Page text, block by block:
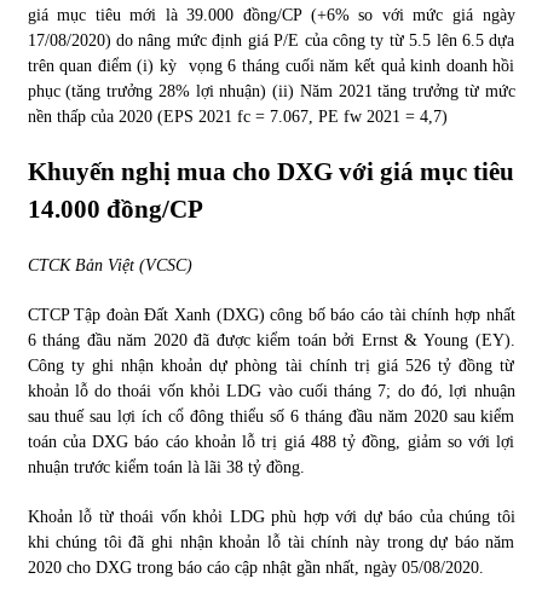
giá mục tiêu mới là 39.000 đồng/CP (+6% so với mức giá ngày
17/08/2020) do nâng mức định giá P/E của công ty từ 5.5 lên 6.5 dựa
trên quan điểm (i) kỳ vọng 6 tháng cuối năm kết quả kinh doanh hồi
phục (tăng trưởng 28% lợi nhuận) (ii) Năm 2021 tăng trưởng từ mức
nền thấp của 2020 (EPS 2021 fc = 7.067, PE fw 2021 = 4,7)
Khuyến nghị mua cho DXG với giá mục tiêu
14.000 đồng/CP
CTCK Bản Việt (VCSC)
CTCP Tập đoàn Đất Xanh (DXG) công bố báo cáo tài chính hợp nhất
6 tháng đầu năm 2020 đã được kiểm toán bởi Ernst & Young (EY).
Công ty ghi nhận khoản dự phòng tài chính trị giá 526 tỷ đồng từ
khoản lỗ do thoái vốn khỏi LDG vào cuối tháng 7; do đó, lợi nhuận
sau thuế sau lợi ích cổ đông thiểu số 6 tháng đầu năm 2020 sau kiểm
toán của DXG báo cáo khoản lỗ trị giá 488 tỷ đồng, giảm so với lợi
nhuận trước kiểm toán là lãi 38 tỷ đồng.
Khoản lỗ từ thoái vốn khỏi LDG phù hợp với dự báo của chúng tôi
khi chúng tôi đã ghi nhận khoản lỗ tài chính này trong dự báo năm
2020 cho DXG trong báo cáo cập nhật gần nhất, ngày 05/08/2020.